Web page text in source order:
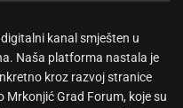
kanal smješten u
Naša platforma nastala je
kroz razvoj stranice
Grad Forum, koje su